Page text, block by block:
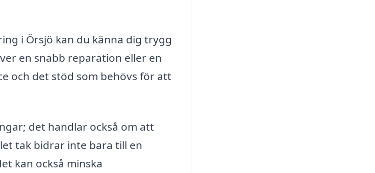
i Örsjö kan du känna dig trygg
en snabb reparation eller en
och det stöd som behövs för att
det handlar också om att
tak bidrar inte bara till en
kan också minska